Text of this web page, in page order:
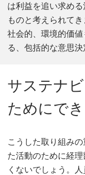
は利益を追い求め
ものと考えられて
社会的、環境的価
る、包括的な意思決
サステナ
ためにで
こうした取り組み
た活動のために経
くないでしょう。